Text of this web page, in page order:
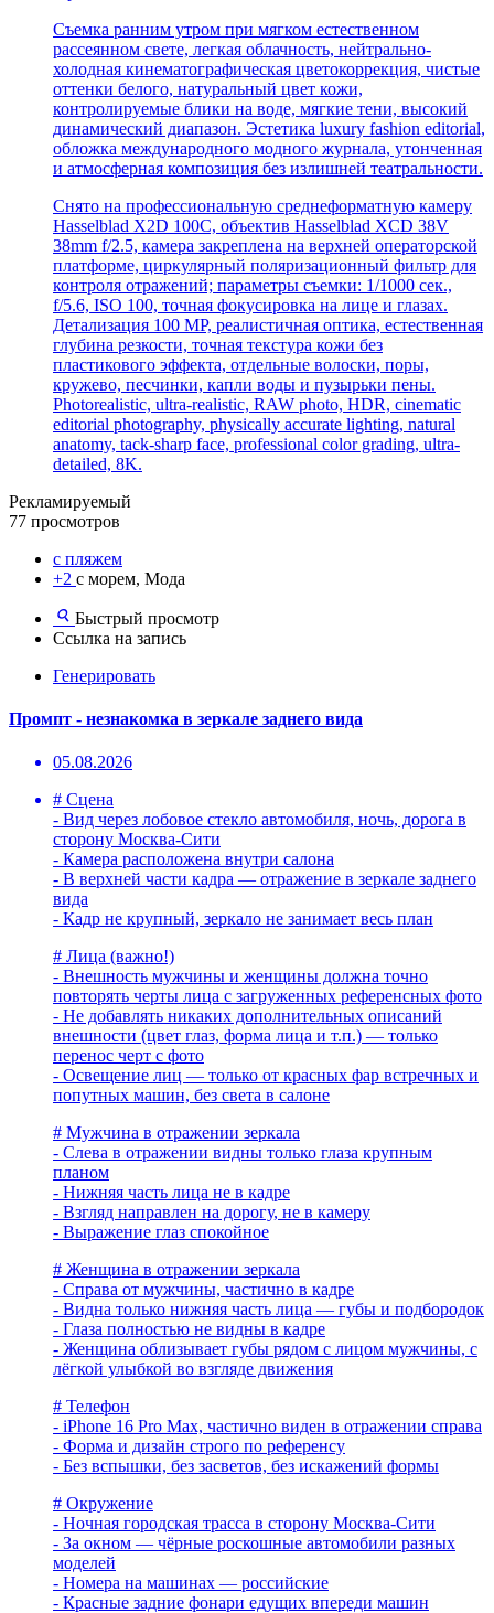
Съемка ранним утром при мягком естественном
рассеянном свете, легкая облачность, нейтрально-
холодная кинематографическая цветокоррекция, чистые
оттенки белого, натуральный цвет кожи,
контролируемые блики на воде, мягкие тени, высокий
динамический диапазон. Эстетика luxury fashion editorial,
обложка международного модного журнала, утонченная
и атмосферная композиция без излишней театральности.
Снято на профессиональную среднеформатную камеру
Hasselblad X2D 100C, объектив Hasselblad XCD 38V
38mm f/2.5, камера закреплена на верхней операторской
платформе, циркулярный поляризационный фильтр для
контроля отражений; параметры съемки: 1/1000 сек.,
f/5.6, ISO 100, точная фокусировка на лице и глазах.
Детализация 100 MP, реалистичная оптика, естественная
глубина резкости, точная текстура кожи без
пластикового эффекта, отдельные волоски, поры,
кружево, песчинки, капли воды и пузырьки пены.
Photorealistic, ultra-realistic, RAW photo, HDR, cinematic
editorial photography, physically accurate lighting, natural
anatomy, tack-sharp face, professional color grading, ultra-
detailed, 8K.
Рекламируемый
77 просмотров
с пляжем
+2 с морем, Мода
Быстрый просмотр
Ссылка на запись
Генерировать
Промпт - незнакомка в зеркале заднего вида
05.08.2026
# Сцена
- Вид через лобовое стекло автомобиля, ночь, дорога в
сторону Москва-Сити
- Камера расположена внутри салона
- В верхней части кадра — отражение в зеркале заднего
вида
- Кадр не крупный, зеркало не занимает весь план
# Лица (важно!)
- Внешность мужчины и женщины должна точно
повторять черты лица с загруженных референсных фото
- Не добавлять никаких дополнительных описаний
внешности (цвет глаз, форма лица и т.п.) — только
перенос черт с фото
- Освещение лиц — только от красных фар встречных и
попутных машин, без света в салоне
# Мужчина в отражении зеркала
- Слева в отражении видны только глаза крупным
планом
- Нижняя часть лица не в кадре
- Взгляд направлен на дорогу, не в камеру
- Выражение глаз спокойное
# Женщина в отражении зеркала
- Справа от мужчины, частично в кадре
- Видна только нижняя часть лица — губы и подбородок
- Глаза полностью не видны в кадре
- Женщина облизывает губы рядом с лицом мужчины, с
лёгкой улыбкой во взгляде движения
# Телефон
- iPhone 16 Pro Max, частично виден в отражении справа
- Форма и дизайн строго по референсу
- Без вспышки, без засветов, без искажений формы
# Окружение
- Ночная городская трасса в сторону Москва-Сити
- За окном — чёрные роскошные автомобили разных
моделей
- Номера на машинах — российские
- Красные задние фонари едущих впереди машин